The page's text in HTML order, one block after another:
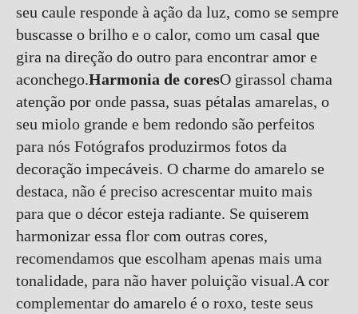
seu caule responde à ação da luz, como se sempre
buscasse o brilho e o calor, como um casal que
gira na direção do outro para encontrar amor e
aconchego.Harmonia de coresO girassol chama
atenção por onde passa, suas pétalas amarelas, o
seu miolo grande e bem redondo são perfeitos
para nós Fotógrafos produzirmos fotos da
decoração impecáveis. O charme do amarelo se
destaca, não é preciso acrescentar muito mais
para que o décor esteja radiante. Se quiserem
harmonizar essa flor com outras cores,
recomendamos que escolham apenas mais uma
tonalidade, para não haver poluição visual.A cor
complementar do amarelo é o roxo, teste seus